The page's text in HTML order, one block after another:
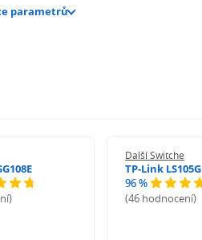
parametrů
Další Switche
TP-Link LS105G
96 %
(46 hodnocení)